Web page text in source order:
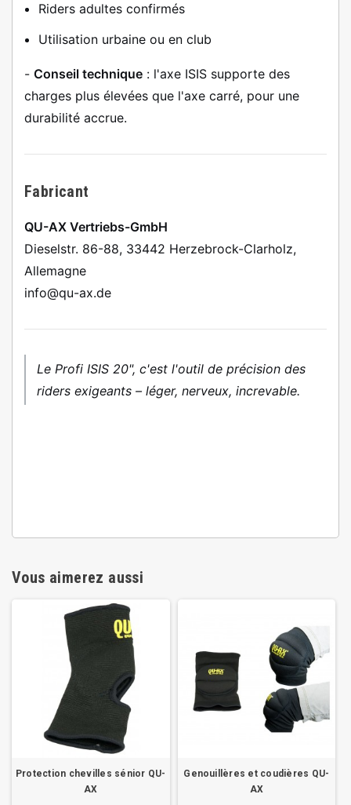
Riders adultes confirmés
Utilisation urbaine ou en club
- Conseil technique : l'axe ISIS supporte des
charges plus élevées que l'axe carré, pour une
durabilité accrue.
Fabricant
QU-AX Vertriebs-GmbH
Dieselstr. 86-88, 33442 Herzebrock-Clarholz,
Allemagne
info@qu-ax.de
Le Profi ISIS 20", c'est l'outil de précision des
riders exigeants – léger, nerveux, increvable.
Vous aimerez aussi
Protection chevilles sénior QU-
AX
Genouillères et coudières QU-
AX